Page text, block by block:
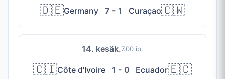
🇩🇪Germany 7 - 1 Curaçao🇨🇼
14. kesäk.7.00 ip.
🇨🇮Côte d'Ivoire 1 - 0 Ecuador🇪🇨